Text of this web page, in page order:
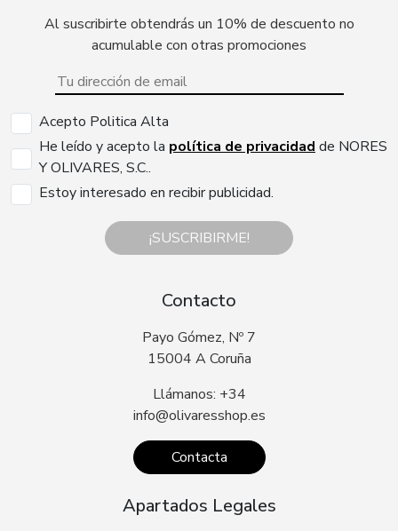
Al suscribirte obtendrás un 10% de descuento no
acumulable con otras promociones
Acepto Politica Alta
He leído y acepto la política de privacidad de NORES
Y OLIVARES, S.C..
Estoy interesado en recibir publicidad.
¡SUSCRIBIRME!
Contacto
Payo Gómez, Nº 7
15004 A Coruña
Llámanos: +34
info@olivaresshop.es
Contacta
Apartados Legales